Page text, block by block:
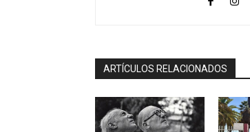
ARTÍCULOS RELACIONADOS